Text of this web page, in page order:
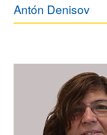
Antón Denisov